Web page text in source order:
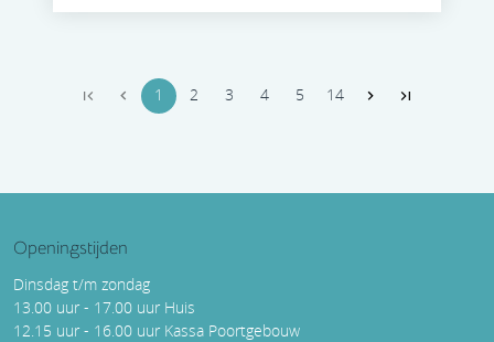
1 2 3 4 5 14
Openingstijden
Dinsdag t/m zondag
13.00 uur - 17.00 uur Huis
12.15 uur - 16.00 uur Kassa Poortgebouw